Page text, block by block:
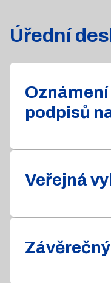
Úřední
podpisů
Veřejná